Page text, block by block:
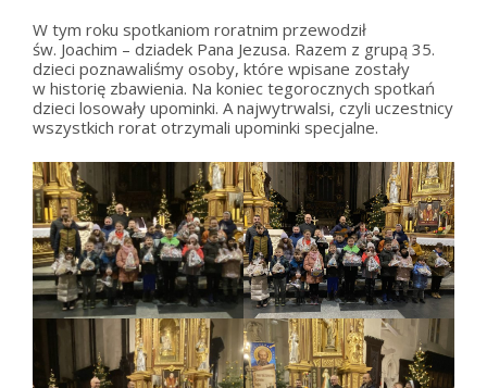
W tym roku spotkaniom roratnim przewodził
św. Joachim – dziadek Pana Jezusa. Razem z grupą 35.
dzieci poznawaliśmy osoby, które wpisane zostały
w historię zbawienia. Na koniec tegorocznych spotkań
dzieci losowały upominki. A najwytrwalsi, czyli uczestnicy
wszystkich rorat otrzymali upominki specjalne.